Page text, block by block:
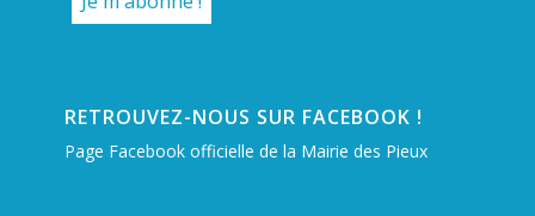
RETROUVEZ-NOUS SUR FACEBOOK !
Page Facebook officielle de la Mairie des Pieux